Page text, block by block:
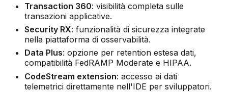
Transaction 360: visibilità completa sulle
transazioni applicative.
Security RX: funzionalità di sicurezza integrate
nella piattaforma di osservabilità.
Data Plus: opzione per retention estesa dati,
compatibilità FedRAMP Moderate e HIPAA.
CodeStream extension: accesso ai dati
telemetrici direttamente nell'IDE per sviluppatori.